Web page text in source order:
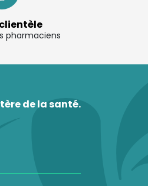
pharmaciens
de la santé.